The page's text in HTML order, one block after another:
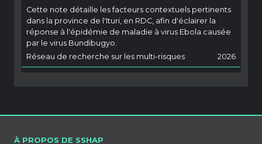
Cette note détaille les facteurs contextuels pertinents
dans la province de l'Ituri, en RDC, afin d'éclairer la
réponse à l'épidémie de maladie à virus Ebola causée
par le virus Bundibugyo.
Réseau de recherche sur les multi-risques
2026
À PROPOS DE SSHAP